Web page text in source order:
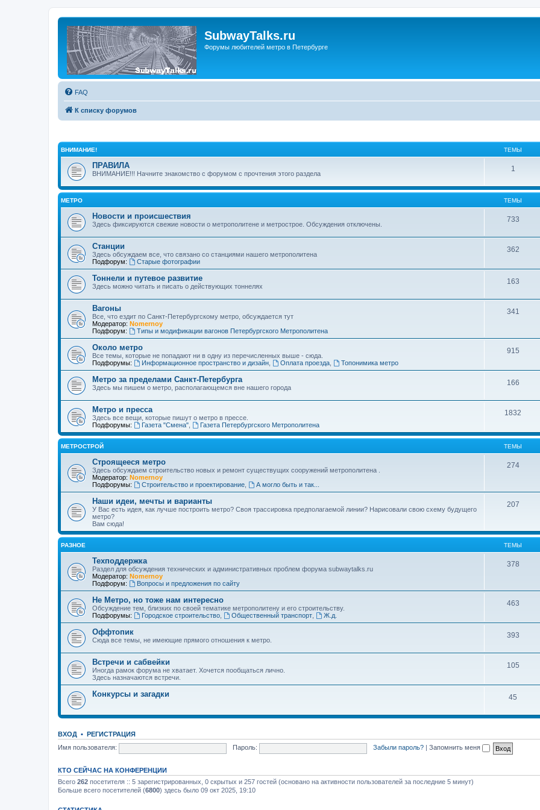
SubwayTalks.ru
Форумы любителей метро в Петербурге
FAQ
К списку форумов
ВНИМАНИЕ! ТЕМЫ
ПРАВИЛА
ВНИМАНИЕ!!! Начните знакомство с форумом с прочтения этого раздела
1
МЕТРО ТЕМЫ
Новости и происшествия
Здесь фиксируются свежие новости о метрополитене и метрострое. Обсуждения отключены.
733
Станции
Здесь обсуждаем все, что связано со станциями нашего метрополитена
Подфорум:
Старые фотографии
362
Тоннели и путевое развитие
Здесь можно читать и писать о действующих тоннелях
163
Вагоны
Все, что ездит по Санкт-Петербургскому метро, обсуждается тут
Модератор: Nomernoy
Подфорум:
Типы и модификации вагонов Петербургского Метрополитена
341
Около метро
Все темы, которые не попадают ни в одну из перечисленных выше - сюда.
Подфорумы:
Информационное пространство и дизайн, Оплата проезда, Топонимика метро
915
Метро за пределами Санкт-Петербурга
Здесь мы пишем о метро, располагающемся вне нашего города
166
Метро и пресса
Здесь все вещи, которые пишут о метро в прессе.
Подфорумы:
Газета "Смена", Газета Петербургского Метрополитена
1832
МЕТРОСТРОЙ ТЕМЫ
Строящееся метро
Здесь обсуждаем строительство новых и ремонт существущих сооружений метрополитена .
Модератор: Nomernoy
Подфорумы:
Строительство и проектирование, А могло быть и так...
274
Наши идеи, мечты и варианты
У Вас есть идея, как лучше построить метро? Своя трассировка предполагаемой линии? Нарисовали свою схему будущего
метро?
Вам сюда!
207
РАЗНОЕ ТЕМЫ
Техподдержка
Раздел для обсуждения технических и административных проблем форума subwaytalks.ru
Модератор: Nomernoy
Подфорум:
Вопросы и предложения по сайту
378
Не Метро, но тоже нам интересно
Обсуждение тем, близких по своей тематике метрополитену и его строительству.
Подфорумы:
Городское строительство, Общественный транспорт, Ж.д.
463
Оффтопик
Сюда все темы, не имеющие прямого отношения к метро.
393
Встречи и сабвейки
Иногда рамок форума не хватает. Хочется пообщаться лично.
Здесь назначаются встречи.
105
Конкурсы и загадки 45
ВХОД • РЕГИСТРАЦИЯ
Имя пользователя:
Пароль: Забыли пароль? Запомнить меня
КТО СЕЙЧАС НА КОНФЕРЕНЦИИ
Всего 262 посетителя :: 5 зарегистрированных, 0 скрытых и 257 гостей (основано на активности пользователей за последние 5 минут)
Больше всего посетителей (6800) здесь было 09 окт 2025, 19:10